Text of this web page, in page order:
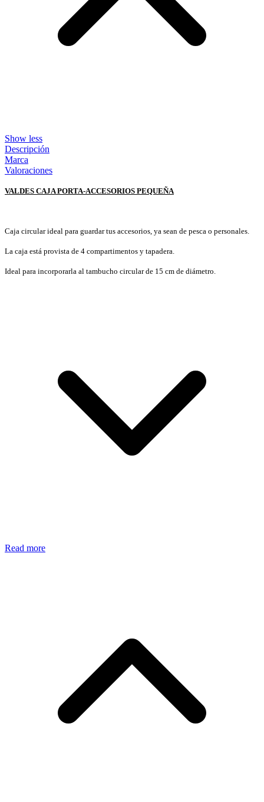
Show less
Descripción
Marca
Valoraciones
VALDES CAJA PORTA-ACCESORIOS PEQUEÑA
Caja circular ideal para guardar tus accesorios, ya sean de pesca o personales.
La caja está provista de 4 compartimentos y tapadera.
Ideal para incorporarla al tambucho circular de 15 cm de diámetro.
Read more